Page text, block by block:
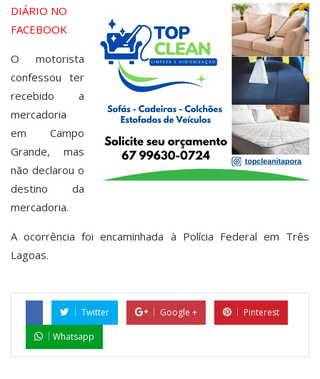
DIÁRIO NO
FACEBOOK
O motorista
confessou ter
recebido a
mercadoria
em Campo
Grande, mas
não declarou o
destino da
mercadoria.
A ocorrência foi encaminhada à Polícia Federal em Três
Lagoas.
Twitter Google +
Pinterest
Whatsapp